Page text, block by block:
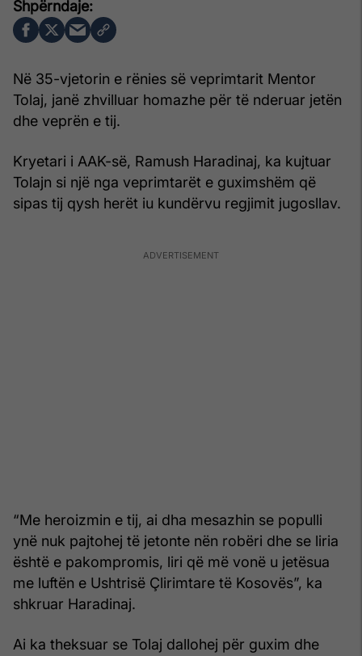
Në 35-vjetorin e rënies së veprimtarit Mentor
Tolaj, janë zhvilluar homazhe për të nderuar jetën
dhe veprën e tij.
Kryetari i AAK-së, Ramush Haradinaj, ka kujtuar
Tolajn si një nga veprimtarët e guximshëm që
sipas tij qysh herët iu kundërvu regjimit jugosllav.
“Me heroizmin e tij, ai dha mesazhin se populli
ynë nuk pajtohej të jetonte nën robëri dhe se liria
është e pakompromis, liri që më vonë u jetësua
me luftën e Ushtrisë Çlirimtare të Kosovës”, ka
shkruar Haradinaj.
Ai ka theksuar se Tolaj dallohej për guxim dhe